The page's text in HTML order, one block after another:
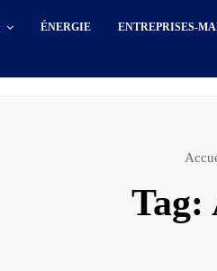
ÉNERGIE ENTREPRISES-
Tag: